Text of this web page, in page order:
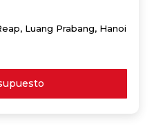
Luang Prabang, Hanoi